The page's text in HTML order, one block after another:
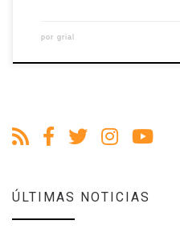
por grial
ÚLTIMAS NOTICIAS